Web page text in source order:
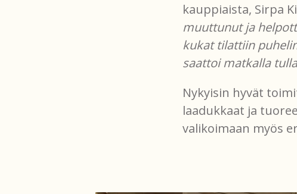
kauppiaista, Sirpa
muuttunut ja
kukat tilattiin
saattoi matkalla
Nykyisin hyvät
laadukkaat ja
valikoimaan myös